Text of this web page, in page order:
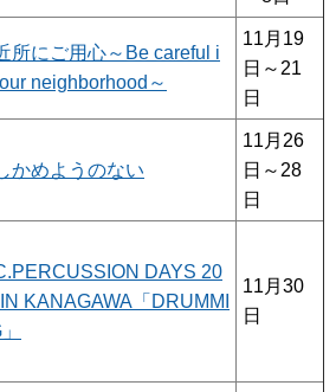
所にご用心～Be careful i
neighborhood～
11月19
日～21
日
かめようのない
11月26
日～28
日
DAYS 20
KANAGAWA「DRUMMI
11月30
日